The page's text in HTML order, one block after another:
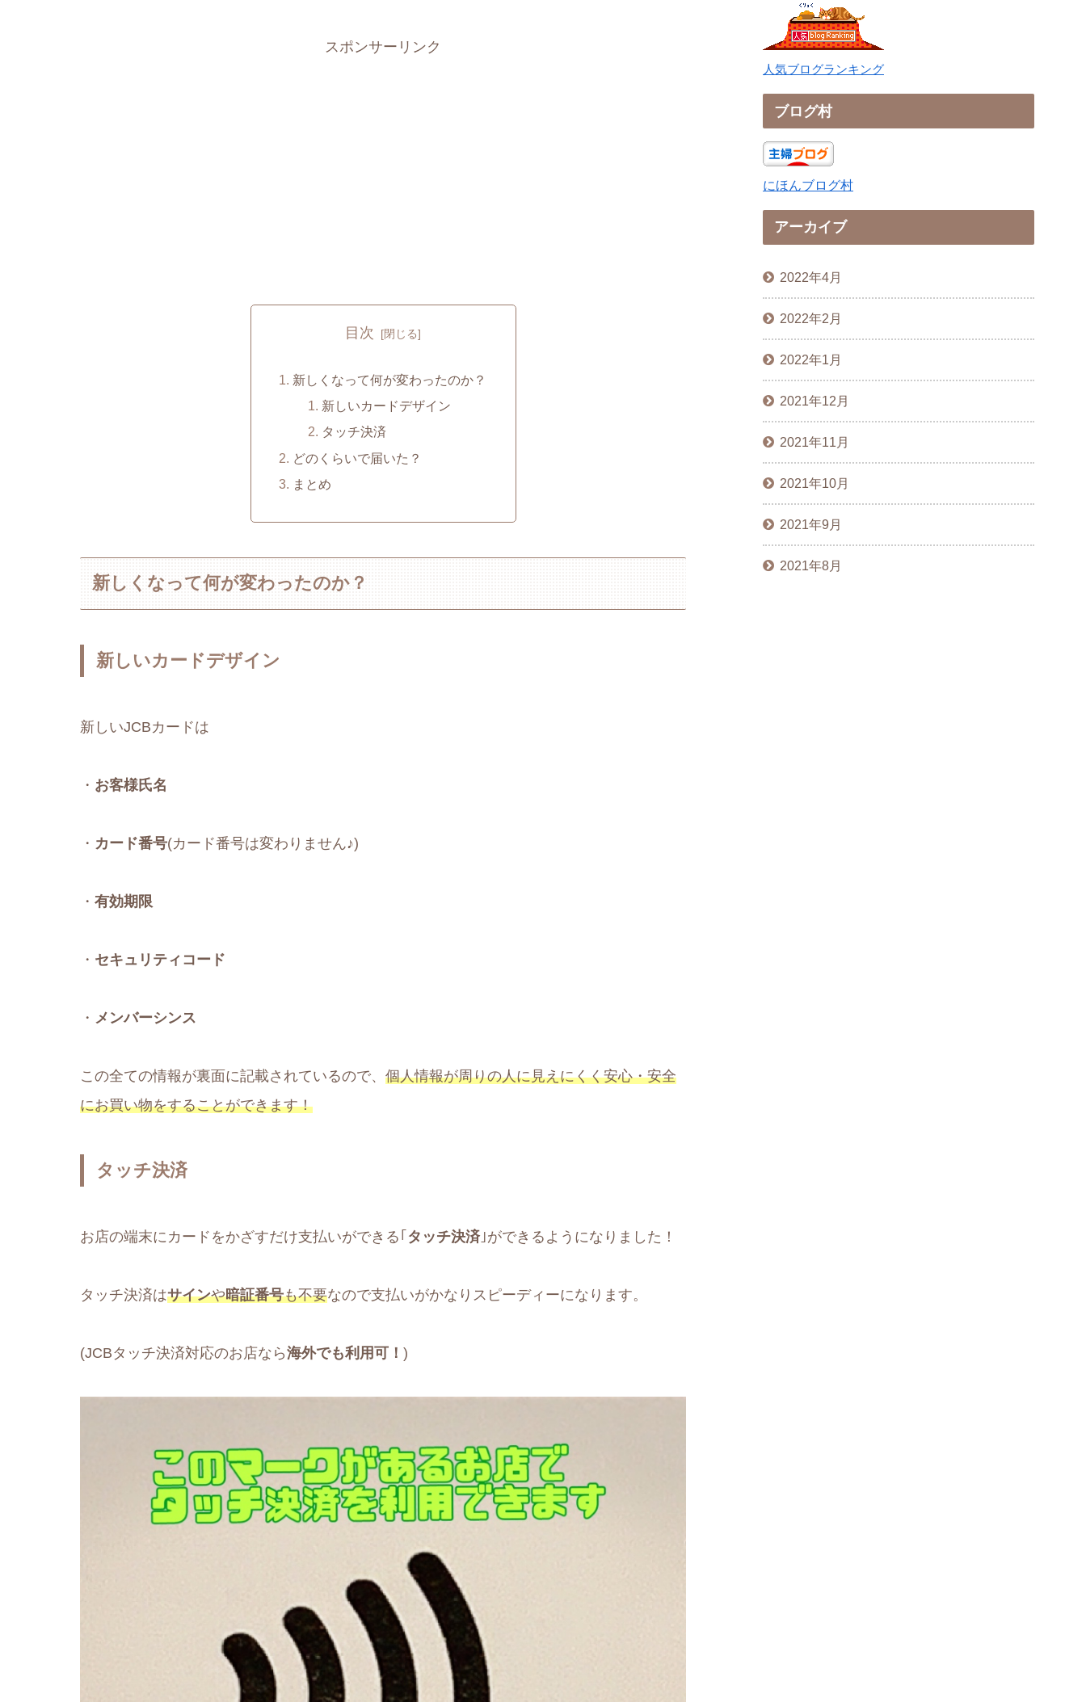
スポンサーリンク
目次
新しくなって何が変わったのか？
新しいカードデザイン
タッチ決済
どのくらいで届いた？
まとめ
新しくなって何が変わったのか？
新しいカードデザイン
新しいJCBカードは
・ お客様氏名
・ カード番号(カード番号は変わりません♪)
・ 有効期限
・ セキュリティコード
・ メンバーシンス
この全ての情報が裏面に記載されているので、 個人情報が周りの人に見えにくく安心・安全
にお買い物をすることができます！
タッチ決済
お店の端末にカードをかざすだけ支払いができる｢ タッチ決済｣ができるようになりました！
タッチ決済はサインや暗証番号も不要なので支払いがかなりスピーディーになります。
(JCBタッチ決済対応のお店なら海外でも利用可！ )
人気ブログランキング
ブログ村
にほんブログ村
アーカイブ
2022年4月
2022年2月
2022年1月
2021年12月
2021年11月
2021年10月
2021年9月
2021年8月